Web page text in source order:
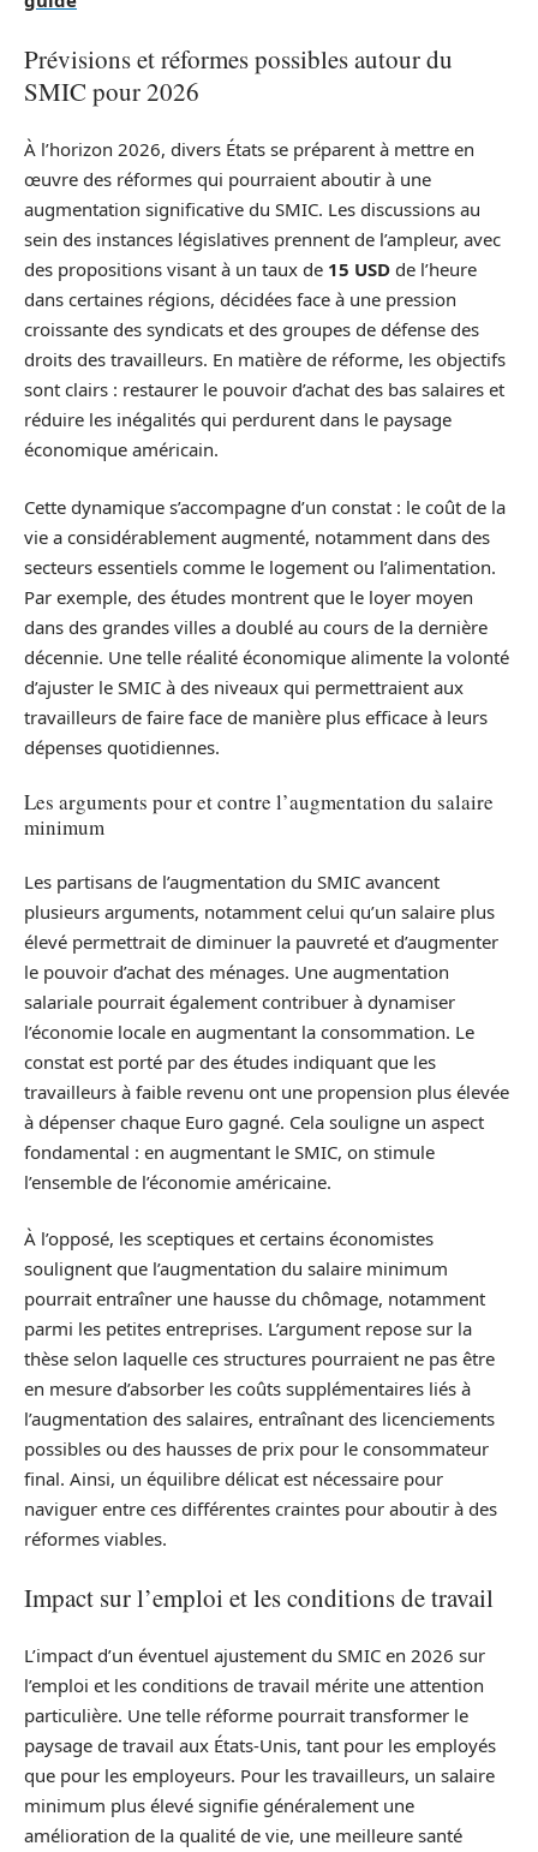
Prévisions et réformes possibles autour du
SMIC pour 2026
À l’horizon 2026, divers États se préparent à mettre en
œuvre des réformes qui pourraient aboutir à une
augmentation significative du SMIC. Les discussions au
sein des instances législatives prennent de l’ampleur, avec
des propositions visant à un taux de 15 USD de l’heure
dans certaines régions, décidées face à une pression
croissante des syndicats et des groupes de défense des
droits des travailleurs. En matière de réforme, les objectifs
sont clairs : restaurer le pouvoir d’achat des bas salaires et
réduire les inégalités qui perdurent dans le paysage
économique américain.
Cette dynamique s’accompagne d’un constat : le coût de la
vie a considérablement augmenté, notamment dans des
secteurs essentiels comme le logement ou l’alimentation.
Par exemple, des études montrent que le loyer moyen
dans des grandes villes a doublé au cours de la dernière
décennie. Une telle réalité économique alimente la volonté
d’ajuster le SMIC à des niveaux qui permettraient aux
travailleurs de faire face de manière plus efficace à leurs
dépenses quotidiennes.
Les arguments pour et contre l’augmentation du salaire
minimum
Les partisans de l’augmentation du SMIC avancent
plusieurs arguments, notamment celui qu’un salaire plus
élevé permettrait de diminuer la pauvreté et d’augmenter
le pouvoir d’achat des ménages. Une augmentation
salariale pourrait également contribuer à dynamiser
l’économie locale en augmentant la consommation. Le
constat est porté par des études indiquant que les
travailleurs à faible revenu ont une propension plus élevée
à dépenser chaque Euro gagné. Cela souligne un aspect
fondamental : en augmentant le SMIC, on stimule
l’ensemble de l’économie américaine.
À l’opposé, les sceptiques et certains économistes
soulignent que l’augmentation du salaire minimum
pourrait entraîner une hausse du chômage, notamment
parmi les petites entreprises. L’argument repose sur la
thèse selon laquelle ces structures pourraient ne pas être
en mesure d’absorber les coûts supplémentaires liés à
l’augmentation des salaires, entraînant des licenciements
possibles ou des hausses de prix pour le consommateur
final. Ainsi, un équilibre délicat est nécessaire pour
naviguer entre ces différentes craintes pour aboutir à des
réformes viables.
Impact sur l’emploi et les conditions de travail
L’impact d’un éventuel ajustement du SMIC en 2026 sur
l’emploi et les conditions de travail mérite une attention
particulière. Une telle réforme pourrait transformer le
paysage de travail aux États-Unis, tant pour les employés
que pour les employeurs. Pour les travailleurs, un salaire
minimum plus élevé signifie généralement une
amélioration de la qualité de vie, une meilleure santé